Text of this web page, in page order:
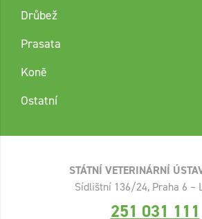
Drůbež
Prasata
Koně
Ostatní
STÁTNÍ VETERINÁRNÍ
Sídlištní 136/24, Praha 6 –
251 031 111